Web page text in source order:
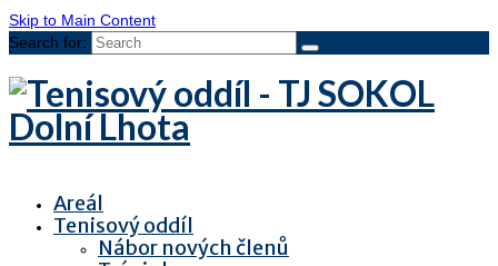
Skip to Main Content
Search for:
Areál
Tenisový oddíl
Nábor nových členů